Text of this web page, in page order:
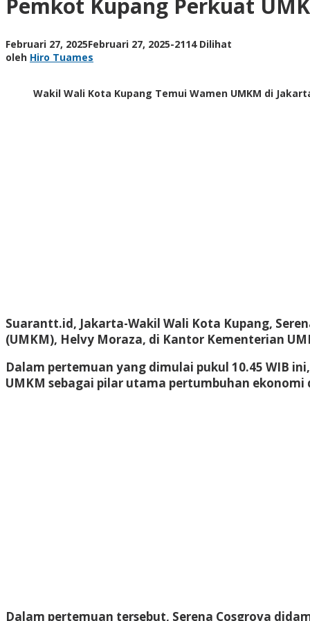
Wawali
Temui
UMKM
Pemkot Kupang Perkuat
Februari 27, 2025Februari 27, 2025oleh
-2114 Dilihat
oleh Hiro Tuames
Wakil Wali Kota Kupang Temui Wamen UMKM di
Suarantt.id, Jakarta-Wakil Wali Kota Kupang,
(UMKM), Helvy Moraza, di Kantor Kementerian
Dalam pertemuan yang dimulai pukul 10.45 WIB
UMKM sebagai pilar utama pertumbuhan ekonomi
Dalam pertemuan tersebut, Serena Cosgrova